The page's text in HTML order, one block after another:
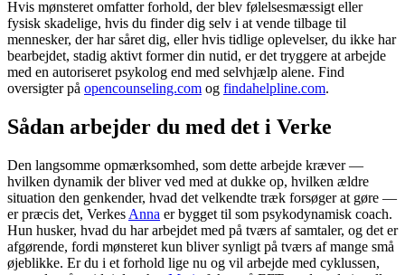
Hvis mønsteret omfatter forhold, der blev følelsesmæssigt eller
fysisk skadelige, hvis du finder dig selv i at vende tilbage til
mennesker, der har såret dig, eller hvis tidlige oplevelser, du ikke har
bearbejdet, stadig aktivt former din nutid, er det tryggere at arbejde
med en autoriseret psykolog end med selvhjælp alene. Find
oversigter på opencounseling.com og findahelpline.com.
Sådan arbejder du med det i Verke
Den langsomme opmærksomhed, som dette arbejde kræver —
hvilken dynamik der bliver ved med at dukke op, hvilken ældre
situation den genkender, hvad det velkendte træk forsøger at gøre —
er præcis det, Verkes Anna er bygget til som psykodynamisk coach.
Hun husker, hvad du har arbejdet med på tværs af samtaler, og det er
afgørende, fordi mønsteret kun bliver synligt på tværs af mange små
øjeblikke. Er du i et forhold lige nu og vil arbejde med cyklussen,